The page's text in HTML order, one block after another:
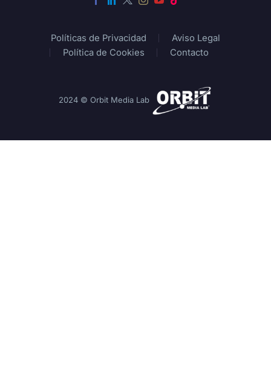
Políticas de Privacidad
Aviso Legal
Política de Cookies
Contacto
2024 © Orbit Media Lab